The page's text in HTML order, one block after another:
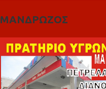
ΜΑΝΔΡΩΖΟΣ